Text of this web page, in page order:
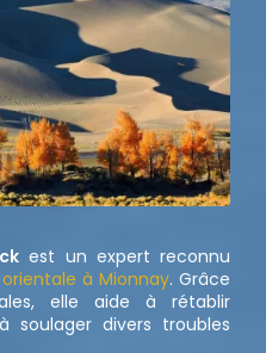
est un expert reconnu
à Mionnay. Grâce
elle aide à rétablir
soulager divers troubles